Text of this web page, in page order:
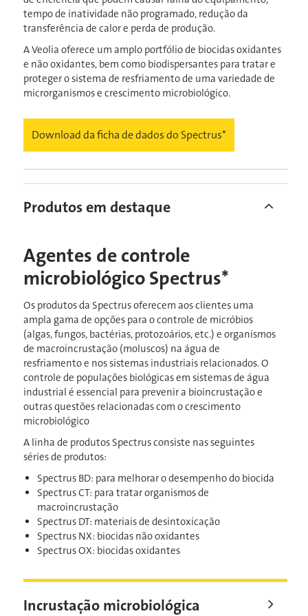
tempo de inatividade não programado, redução da
transferência de calor e perda de produção.
A Veolia oferece um amplo portfólio de biocidas oxidantes
e não oxidantes, bem como biodispersantes para tratar e
proteger o sistema de resfriamento de uma variedade de
microrganismos e crescimento microbiológico.
Download da ficha de dados do Spectrus*
Produtos em destaque
Agentes de controle
microbiológico Spectrus*
Os produtos da Spectrus oferecem aos clientes uma
ampla gama de opções para o controle de micróbios
(algas, fungos, bactérias, protozoários, etc.) e organismos
de macroincrustação (moluscos) na água de
resfriamento e nos sistemas industriais relacionados. O
controle de populações biológicas em sistemas de água
industrial é essencial para prevenir a bioincrustação e
outras questões relacionadas com o crescimento
microbiológico
A linha de produtos Spectrus consiste nas seguintes
séries de produtos:
Spectrus BD: para melhorar o desempenho do biocida
Spectrus CT: para tratar organismos de
macroincrustação
Spectrus DT: materiais de desintoxicação
Spectrus NX: biocidas não oxidantes
Spectrus OX: biocidas oxidantes
Incrustação microbiológica